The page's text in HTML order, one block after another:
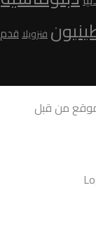
فنزويلاقدم